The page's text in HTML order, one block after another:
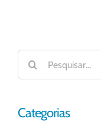
Buscar
resultados
para:
Categorias